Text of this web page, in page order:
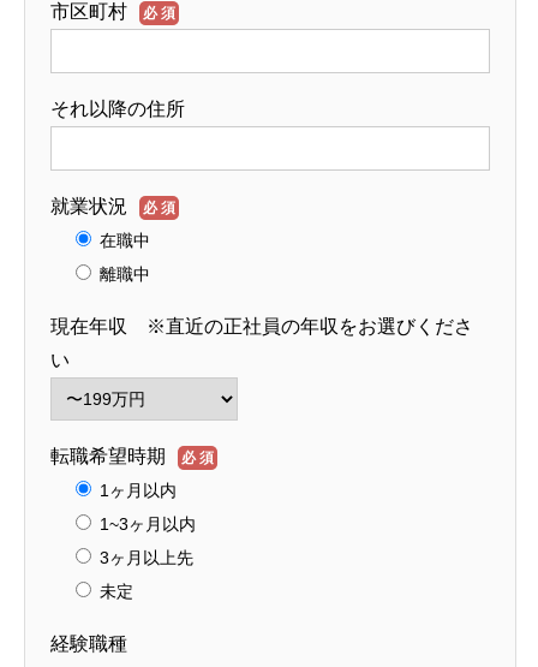
市区町村 必須
それ以降の住所
就業状況 必須
在職中
離職中
現在年収 ※直近の正社員の年収をお選びくださ
い
転職希望時期 必須
1ヶ月以内
1~3ヶ月以内
3ヶ月以上先
未定
経験職種